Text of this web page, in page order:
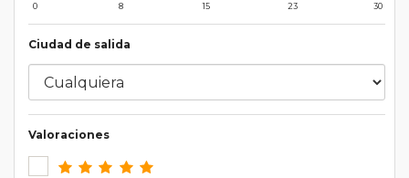
0 8 15 23 30
Ciudad de salida
Valoraciones